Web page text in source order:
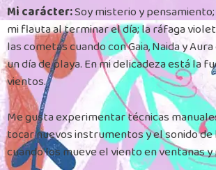
Mi carácter:Soy misterio y
mi flauta al terminar el día; la ráfaga
las cometas cuando con Gaia, Naida y
un día de playa. En mi delicadeza está la
vientos.
Me gusta experimentar técnicas
tocar nuevos instrumentos y el sonido
cuando los mueve el viento en ventanas